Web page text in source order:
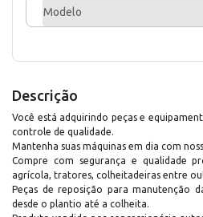
Modelo
Descrição
Você está adquirindo peças e
controle de qualidade.
Mantenha suas máquinas em dia com
Compre com segurança e qualidade
agrícola, tratores, colheitadeiras entre
Peças de reposição para manutenção
desde o plantio até a colheita.